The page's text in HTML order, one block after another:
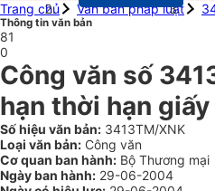
Trang chủ
Văn bản pháp luật
Thông tin văn bản
81
0
Công văn số
hạn thời hạn
Số hiệu văn bản: 3413TM/XNK
Loại văn bản: Công văn
Cơ quan ban hành: Bộ Thương mại
Ngày ban hành: 29-06-2004